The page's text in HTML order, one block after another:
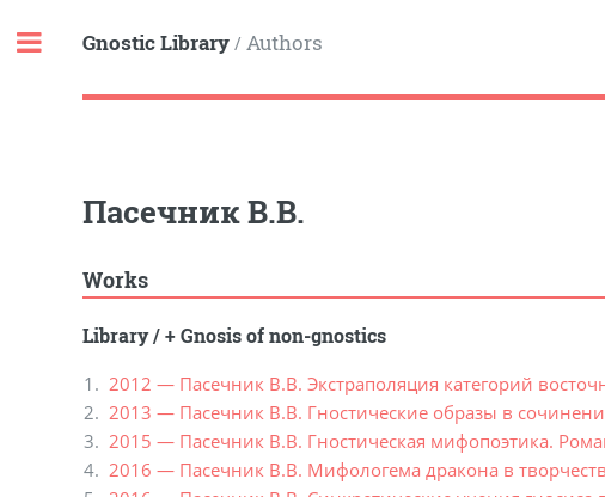
Gnostic Library/ Authors
Пасечник В.В.
Works
Library/+ Gnosis of non-gnostics
2012 — Пасечник В.В. Экстраполяция категорий
2013 — Пасечник В.В. Гностические образы в
2015 — Пасечник В.В. Гностическая мифопоэтика.
2016 — Пасечник В.В. Мифологема дракона в
Toggle